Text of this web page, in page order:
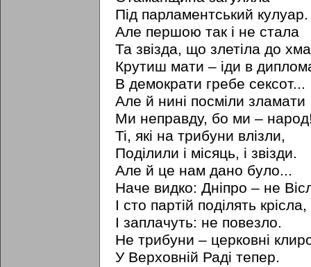
Під парламентський кулуар.
Але першою так i не стала
Та звізда, що злетіла до
Крутиш мати – іди в
В демократи гребе сексот...
Але й нині посміли зламати
Ми неправду, бо ми –
Ti, які на трибуни влізли,
Поділили i місяць, i звізди.
Але й це нам дано було...
Наче видко: Дніпро – не
I сто партій поділять крісла,
I заплачуть: не повезло.
Не трибуни – церковні
У Верховній Раді тепер.